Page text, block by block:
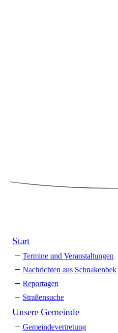
Start
Termine und Veranstaltungen
Nachrichten aus Schnakenbek
Reportagen
Straßensuche
Unsere Gemeinde
Gemeindevertretung